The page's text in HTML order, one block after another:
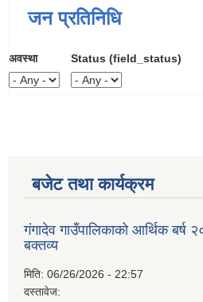
जन प्रतिनिधि
अवस्था Status (field_status)
बजेट तथा कार्यक्रम
गंगादेव गाउँपालिकाको आर्थिक
बक्तव्य
मिति: 06/26/2026 - 22:57
दस्तावेज: